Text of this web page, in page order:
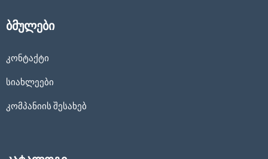
ბმულები
კონტაქტი
სიახლეები
კომპანიის შესახებ